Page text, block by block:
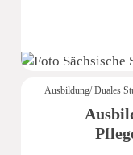
Ausbildung/ Duales